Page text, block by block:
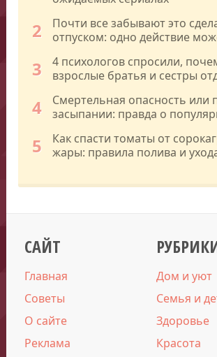
2
Почти все забывают это
отпуском: одно действие
3
4 психологов спросили,
взрослые братья и сестры
4
Смертельная опасность
засыпании: правда о
5
Как спасти томаты от
жары: правила полива и
САЙТ
Главная
Советы
О сайте
Реклама
Дом и уют
Семья и
Здоровье
Красота